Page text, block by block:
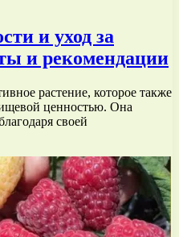
и уход за
и рекомендации
растение, которое также
ценностью. Она
своей